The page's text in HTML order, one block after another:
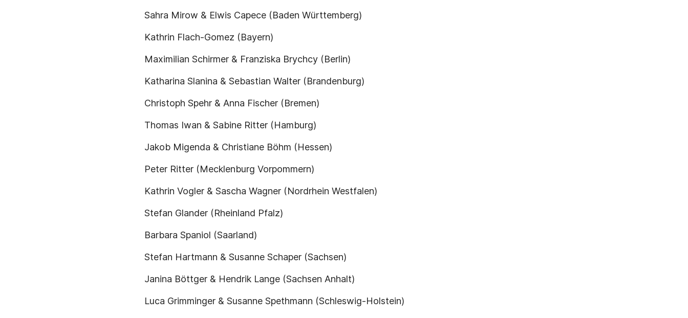
Sahra Mirow & Elwis Capece (Baden Württemberg)
Kathrin Flach-Gomez (Bayern)
Maximilian Schirmer & Franziska Brychcy (Berlin)
Katharina Slanina & Sebastian Walter (Brandenburg)
Christoph Spehr & Anna Fischer (Bremen)
Thomas Iwan & Sabine Ritter (Hamburg)
Jakob Migenda & Christiane Böhm (Hessen)
Peter Ritter (Mecklenburg Vorpommern)
Kathrin Vogler & Sascha Wagner (Nordrhein Westfalen)
Stefan Glander (Rheinland Pfalz)
Barbara Spaniol (Saarland)
Stefan Hartmann & Susanne Schaper (Sachsen)
Janina Böttger & Hendrik Lange (Sachsen Anhalt)
Luca Grimminger & Susanne Spethmann (Schleswig-Holstein)